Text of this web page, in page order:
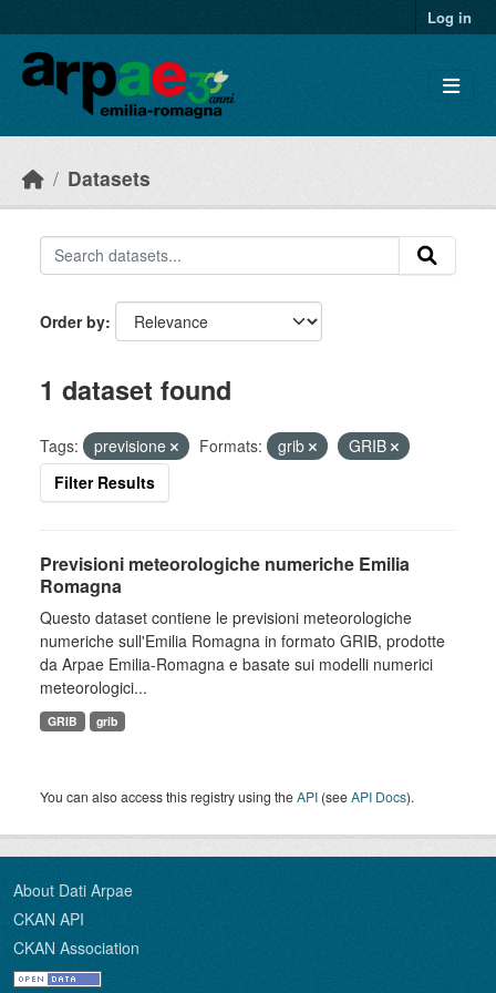
Log in
Datasets
Order by
1 dataset found
Tags: previsione Formats: grib
GRIB
Filter Results
Previsioni meteorologiche numeriche Emilia
Romagna
Questo dataset contiene le previsioni meteorologiche
numeriche sull'Emilia Romagna in formato GRIB, prodotte
da Arpae Emilia-Romagna e basate sui modelli numerici
meteorologici...
GRIB grib
You can also access this registry using theAPI (seeAPI Docs).
About Dati Arpae
CKAN API
CKAN Association